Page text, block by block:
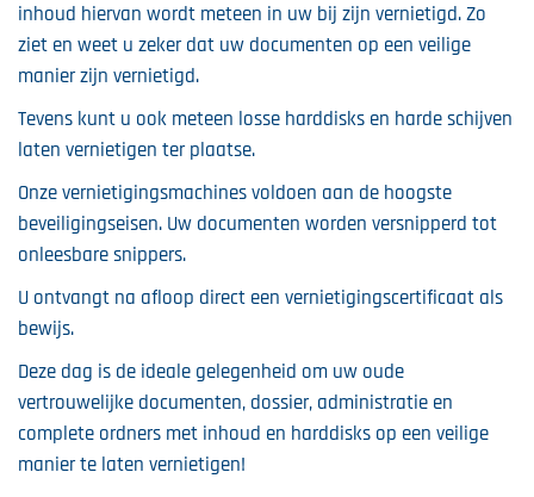
inhoud hiervan wordt meteen in uw bij zijn vernietigd. Zo
ziet en weet u zeker dat uw documenten op een veilige
manier zijn vernietigd.
Tevens kunt u ook meteen losse harddisks en harde schijven
laten vernietigen ter plaatse.
Onze vernietigingsmachines voldoen aan de hoogste
beveiligingseisen. Uw documenten worden versnipperd tot
onleesbare snippers.
U ontvangt na afloop direct een vernietigingscertificaat als
bewijs.
Deze dag is de ideale gelegenheid om uw oude
vertrouwelijke documenten, dossier, administratie en
complete ordners met inhoud en harddisks op een veilige
manier te laten vernietigen!